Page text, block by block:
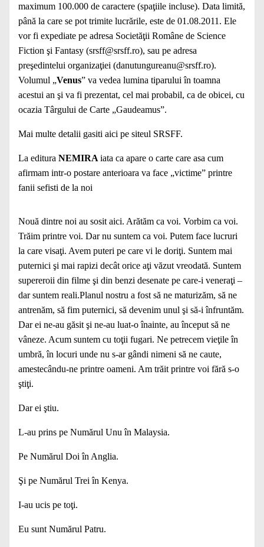
maximum 100.000 de caractere (spaţiile incluse). Data limită,
până la care se pot trimite lucrările, este de 01.08.2011. Ele
vor fi expediate pe adresa Societăţii Române de Science
Fiction şi Fantasy (srsff@srsff.ro), sau pe adresa
preşedintelui organizaţiei (danutungureanu@srsff.ro).
Volumul „Venus” va vedea lumina tiparului în toamna
acestui an şi va fi prezentat, cel mai probabil, ca de obicei, cu
ocazia Târgului de Carte „Gaudeamus”.
Mai multe detalii gasiti aici pe siteul SRSFF.
La editura NEMIRA iata ca apare o carte care asa cum
afirmam intr-o postare anterioara va face „victime” printre
fanii sefisti de la noi
Nouă dintre noi au sosit aici. Arătăm ca voi. Vorbim ca voi.
Trăim printre voi. Dar nu suntem ca voi. Putem face lucruri
la care visaţi. Avem puteri pe care vi le doriţi. Suntem mai
puternici şi mai rapizi decât orice aţi văzut vreodată. Suntem
supereroii din filme şi din benzi desenate pe care-i veneraţi –
dar suntem reali.Planul nostru a fost să ne maturizăm, să ne
antrenăm, să fim puternici, să devenim unul şi să-i înfruntăm.
Dar ei ne-au găsit şi ne-au luat-o înainte, au început să ne
vâneze. Acum suntem cu toţii fugari. Ne petrecem vieţile în
umbră, în locuri unde nu s-ar gândi nimeni să ne caute,
amestecându-ne printre oameni. Am trăit printre voi fără s-o
ştiţi.
Dar ei ştiu.
L-au prins pe Numărul Unu în Malaysia.
Pe Numărul Doi în Anglia.
Şi pe Numărul Trei în Kenya.
I-au ucis pe toţi.
Eu sunt Numărul Patru.